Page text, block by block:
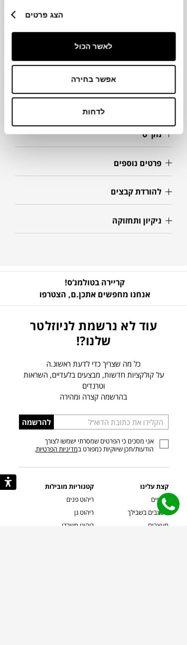
הצג פרטים
לאשר הכול
אפשר בחירה
לדחות
220X100X75H ס"מ
מק"ט
פרטים נוספים
להורדת קבצים
ניקיון ותחזוקה
קריירה בטולמנ’ס!
אנחנו מחפשים אתכן.ם, הצטרפו
עוד לא נרשמת לניוזלטר
שלנו?!
כל מה שצריך כדי לדעת ראשונ.ה
על קולקציות חדשות, מבצעים בלעדיים, השראות
וטרנדים
בהרשמה קצרה ומהירה
הכניסו
כתובת
דוא”ל
להרשמה
אני מסכים כי הפרטים שמסרתי ישמשו לצורך
הודעות/תכן שיווקיות כמפורט במדיניות הפרטיות.
קצת עלינו
סניפים
מעצבים בשבילך
מעצבים
קטגוריות מובילות
ריהוט פנים
ריהוט גן
ריהוט משרדי